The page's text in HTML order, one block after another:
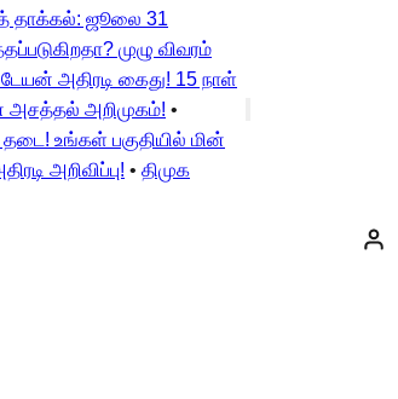
தாக்கல்: ஜூலை 31
முழு விவரம்
அதிரடி கைது! 15 நாள்
அசத்தல் அறிமுகம்! •
உங்கள் பகுதியில் மின்
அறிவிப்பு! • திமுக